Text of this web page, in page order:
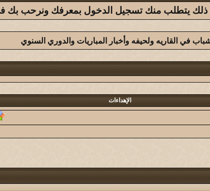
ذلك يتطلب منك تسجيل الدخول بمعرفك ونرحب بك في
في القاريه ولحيفه وأخبار المباريات والدوري السنوي
الإهداءات